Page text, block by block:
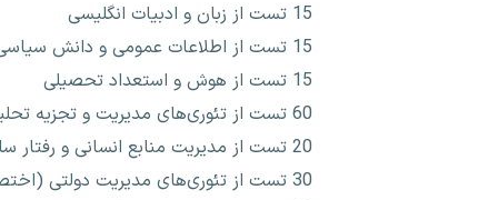
15 تست از زبان و ادبیات انگلیسی
15 تست از اطلاعات عمومی و دانش سیاسی
15 تست از هوش و استعداد تحصیلی
60 تست از تئوری‌های مدیریت و تجزیه تحلیل سیستم‌ها (اختصاصی)
20 تست از مدیریت منابع انسانی و رفتار سازمانی (اختصاصی)
30 تست از تئوری‌های مدیریت دولتی (اختصاصی)